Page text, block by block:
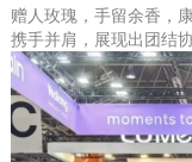
赠人玫瑰，手留余香，
携手并肩，展现出团结